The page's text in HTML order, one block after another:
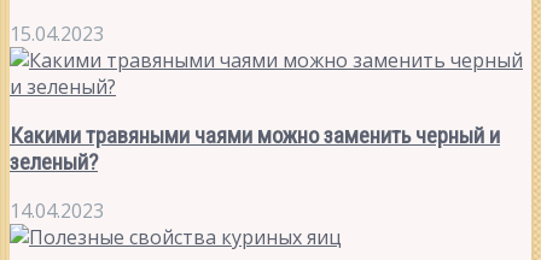
15.04.2023
Какими травяными чаями можно заменить черный и
зеленый?
14.04.2023